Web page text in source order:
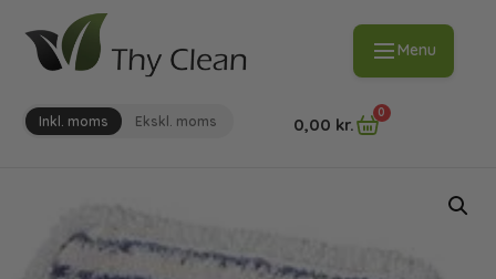
Menu
Inkl. moms Ekskl. moms 0,00 kr.
0